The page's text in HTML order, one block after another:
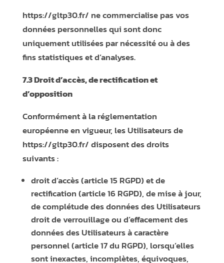
https://gltp30.fr/ ne commercialise pas vos
données personnelles qui sont donc
uniquement utilisées par nécessité ou à des
fins statistiques et d’analyses.
7.3 Droit d’accès, de rectification et
d’opposition
Conformément à la réglementation
européenne en vigueur, les Utilisateurs de
https://gltp30.fr/disposent des droits
suivants :
droit d’accès (article 15 RGPD) et de
rectification (article 16 RGPD), de mise à jour,
de complétude des données des Utilisateurs
droit de verrouillage ou d’effacement des
données des Utilisateurs à caractère
personnel (article 17 du RGPD), lorsqu’elles
sont inexactes, incomplètes, équivoques,